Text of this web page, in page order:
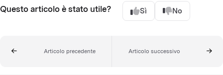
Questo articolo è stato utile? Sì No
Articolo precedente Articolo successivo